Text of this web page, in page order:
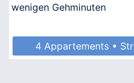
wenigen Gehminuten
4 Appartements •